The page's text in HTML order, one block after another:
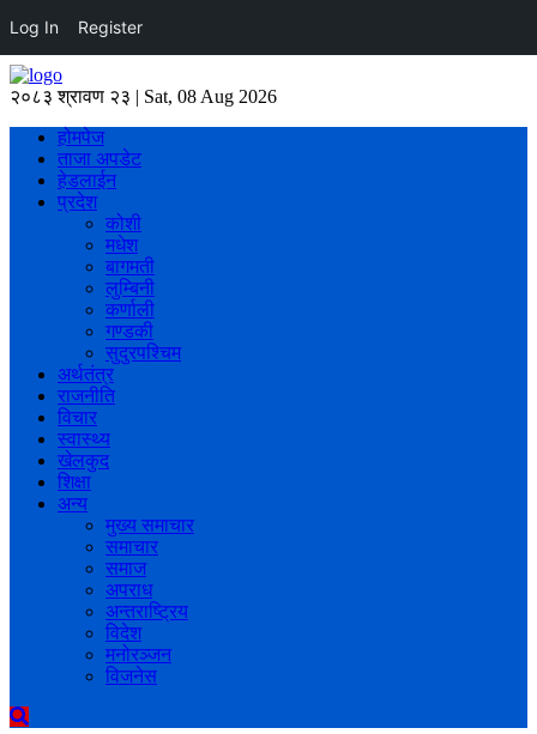
Log In Register
२०८३ श्रावण २३ | Sat, 08 Aug 2026
होमपेज
ताजा अपडेट
हेडलाईन
प्रदेश
कोशी
मधेश
बागमती
लुम्बिनी
कर्णाली
गण्डकी
सुदुरपश्चिम
अर्थतंत्र
राजनीति
विचार
स्वास्थ्य
खेलकुद
शिक्षा
अन्य
मुख्य समाचार
समाचार
समाज
अपराध
अन्तराष्ट्रिय
विदेश
मनोरञ्जन
विजनेस